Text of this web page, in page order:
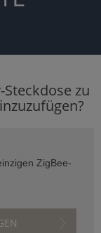
zu
ZigBee-